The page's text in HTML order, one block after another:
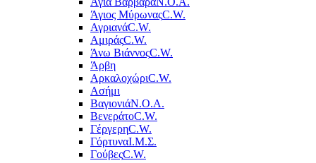
Άγιος ΜύρωναςC.W.
ΑγριανάC.W.
ΑμιράςC.W.
Άνω ΒιάννοςC.W.
Άρβη
ΑρκαλοχώριC.W.
Ασήμι
ΒαγιονιάΝ.Ο.Α.
ΒενεράτοC.W.
ΓέργερηC.W.
ΓόρτυναΙ.Μ.Σ.
ΓούβεςC.W.